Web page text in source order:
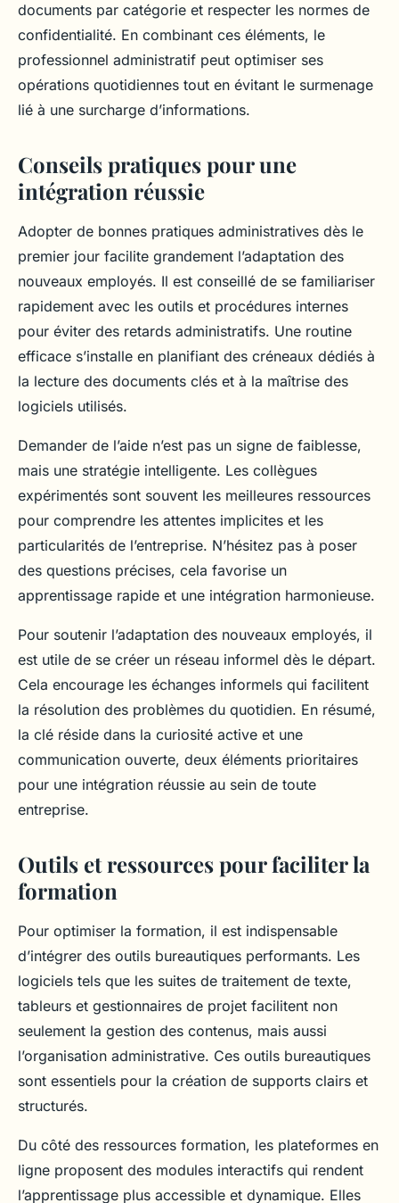
documents par catégorie et respecter les normes de
confidentialité. En combinant ces éléments, le
professionnel administratif peut optimiser ses
opérations quotidiennes tout en évitant le surmenage
lié à une surcharge d’informations.
Conseils pratiques pour une
intégration réussie
Adopter de bonnes pratiques administratives dès le
premier jour facilite grandement l’adaptation des
nouveaux employés. Il est conseillé de se familiariser
rapidement avec les outils et procédures internes
pour éviter des retards administratifs. Une routine
efficace s’installe en planifiant des créneaux dédiés à
la lecture des documents clés et à la maîtrise des
logiciels utilisés.
Demander de l’aide n’est pas un signe de faiblesse,
mais une stratégie intelligente. Les collègues
expérimentés sont souvent les meilleures ressources
pour comprendre les attentes implicites et les
particularités de l’entreprise. N’hésitez pas à poser
des questions précises, cela favorise un
apprentissage rapide et une intégration harmonieuse.
Pour soutenir l’adaptation des nouveaux employés, il
est utile de se créer un réseau informel dès le départ.
Cela encourage les échanges informels qui facilitent
la résolution des problèmes du quotidien. En résumé,
la clé réside dans la curiosité active et une
communication ouverte, deux éléments prioritaires
pour une intégration réussie au sein de toute
entreprise.
Outils et ressources pour faciliter la
formation
Pour optimiser la formation, il est indispensable
d’intégrer des outils bureautiques performants. Les
logiciels tels que les suites de traitement de texte,
tableurs et gestionnaires de projet facilitent non
seulement la gestion des contenus, mais aussi
l’organisation administrative. Ces outils bureautiques
sont essentiels pour la création de supports clairs et
structurés.
Du côté des ressources formation, les plateformes en
ligne proposent des modules interactifs qui rendent
l’apprentissage plus accessible et dynamique. Elles